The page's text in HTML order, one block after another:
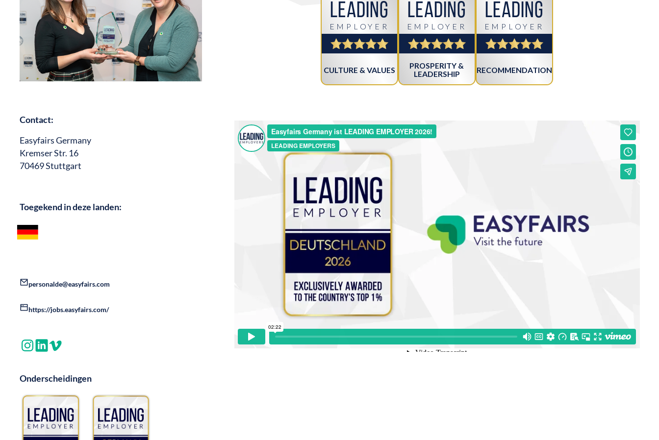
Contact:
Easyfairs Germany
Kremser Str. 16
70469 Stuttgart
Toegekend in deze landen:
personalde@easyfairs.com
https://jobs.easyfairs.com/
Onderscheidingen
Leading
EMPLOYER
CULTURE & VALUES
Leading
EMPLOYER
PROSPERITY &
LEADERSHIP
Leading
EMPLOYER
RECOMMENDATION